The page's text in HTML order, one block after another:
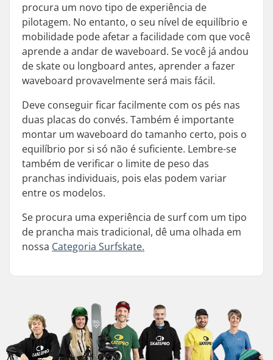
procura um novo tipo de experiência de
pilotagem. No entanto, o seu nível de equilíbrio e
mobilidade pode afetar a facilidade com que você
aprende a andar de waveboard. Se você já andou
de skate ou longboard antes, aprender a fazer
waveboard provavelmente será mais fácil.
Deve conseguir ficar facilmente com os pés nas
duas placas do convés. Também é importante
montar um waveboard do tamanho certo, pois o
equilíbrio por si só não é suficiente. Lembre-se
também de verificar o limite de peso das
pranchas individuais, pois elas podem variar
entre os modelos.
Se procura uma experiência de surf com um tipo
de prancha mais tradicional, dê uma olhada em
nossa Categoria Surfskate.